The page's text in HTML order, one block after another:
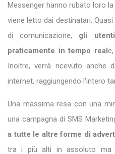
Messenger hanno rubato loro
viene letto dai destinatari.
di comunicazione, gli
praticamente in tempo real
Inoltre, verrà ricevuto anche
internet, raggiungendo l'intero
Una massima resa con una
una campagna di SMS
a tutte le altre forme di
tra i più alti in assoluto ma